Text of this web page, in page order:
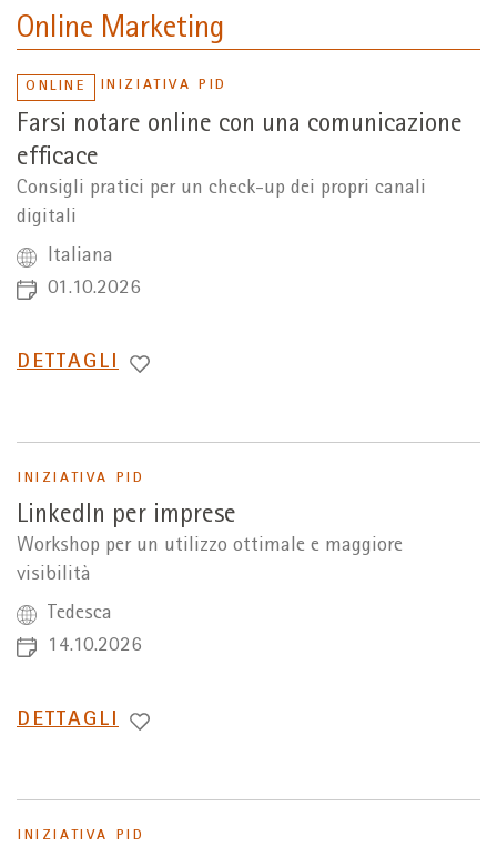
Online Marketing
ONLINE INIZIATIVA PID
Farsi notare online con una comunicazione
efficace
Consigli pratici per un check-up dei propri canali
digitali
Italiana
01.10.2026
PASSA
DETTAGLI
INIZIATIVA PID
LinkedIn per imprese
Workshop per un utilizzo ottimale e maggiore
visibilità
Tedesca
14.10.2026
PASSA
DETTAGLI
INIZIATIVA PID